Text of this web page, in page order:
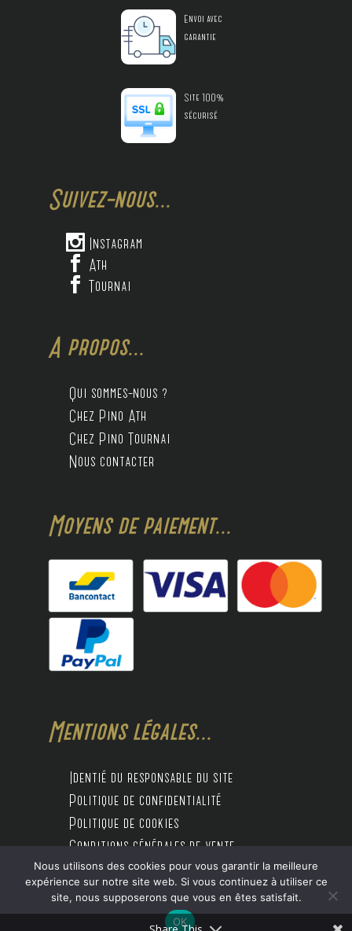
Envoi avec
garantie
Site 100%
sécurisé
Suivez-nous...
 Instagram
 Ath
 Tournai
A propos...
Qui sommes-nous ?
Chez Pino Ath
Chez Pino Tournai
Nous contacter
Moyens de paiement...
Mentions légales...
Identié du responsable du site
Politique de confidentialité
Politique de cookies
Conditions générales de vente
Design by Digitalife
Nous utilisons des cookies pour vous garantir la meilleure
expérience sur notre site web. Si vous continuez à utiliser ce
site, nous supposerons que vous en êtes satisfait.
OK